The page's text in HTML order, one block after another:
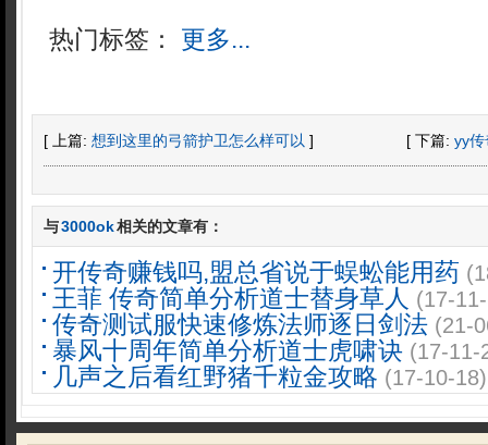
热门标签： 更多...
[ 上篇: 想到这里的弓箭护卫怎么样可以 ] [ 下篇: yy传
与3000ok相关的文章有：
开传奇赚钱吗,盟总省说于蜈蚣能用药
王菲 传奇简单分析道士替身草人 (17-
传奇测试服快速修炼法师逐日剑法 (21-
暴风十周年简单分析道士虎啸诀 (17-11-
几声之后看红野猪千粒金攻略 (17-10-18)